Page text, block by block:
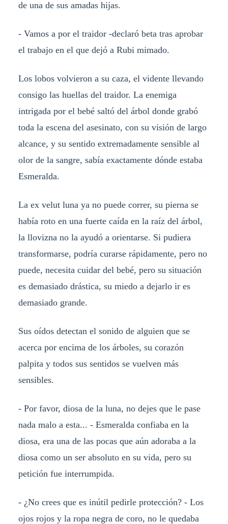
de una de sus amadas hijas.
- Vamos a por el traidor -declaró beta tras aprobar
el trabajo en el que dejó a Rubi mimado.
Los lobos volvieron a su caza, el vidente llevando
consigo las huellas del traidor. La enemiga
intrigada por el bebé saltó del árbol donde grabó
toda la escena del asesinato, con su visión de largo
alcance, y su sentido extremadamente sensible al
olor de la sangre, sabía exactamente dónde estaba
Esmeralda.
La ex velut luna ya no puede correr, su pierna se
había roto en una fuerte caída en la raíz del árbol,
la llovizna no la ayudó a orientarse. Si pudiera
transformarse, podría curarse rápidamente, pero no
puede, necesita cuidar del bebé, pero su situación
es demasiado drástica, su miedo a dejarlo ir es
demasiado grande.
Sus oídos detectan el sonido de alguien que se
acerca por encima de los árboles, su corazón
palpita y todos sus sentidos se vuelven más
sensibles.
- Por favor, diosa de la luna, no dejes que le pase
nada malo a esta... - Esmeralda confiaba en la
diosa, era una de las pocas que aún adoraba a la
diosa como un ser absoluto en su vida, pero su
petición fue interrumpida.
- ¿No crees que es inútil pedirle protección? - Los
ojos rojos y la ropa negra de coro, no le quedaba